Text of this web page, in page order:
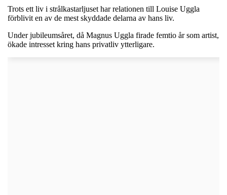
Trots ett liv i strålkastarljuset har relationen till Louise Uggla
förblivit en av de mest skyddade delarna av hans liv.
Under jubileumsåret, då Magnus Uggla firade femtio år som artist,
ökade intresset kring hans privatliv ytterligare.